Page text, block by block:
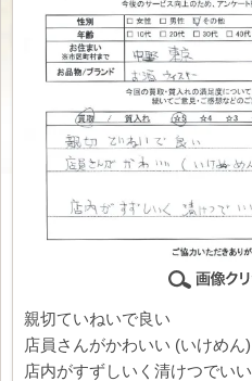
親切ていねいで良い
店員さんがかわいい (いけめん)
店内がすずしいく清けつでいい